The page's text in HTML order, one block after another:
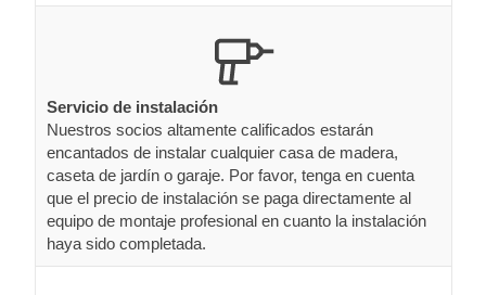
Servicio de instalación
Nuestros socios altamente calificados estarán
encantados de instalar cualquier casa de madera,
caseta de jardín o garaje. Por favor, tenga en cuenta
que el precio de instalación se paga directamente al
equipo de montaje profesional en cuanto la instalación
haya sido completada.